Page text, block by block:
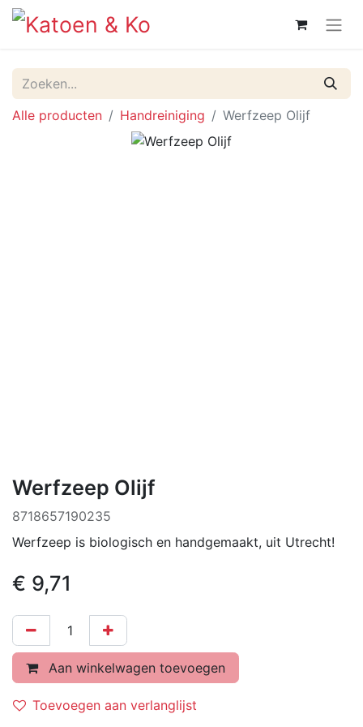
Alle producten Handreiniging Werfzeep Olijf
Werfzeep Olijf
8718657190235
Werfzeep is biologisch en handgemaakt, uit Utrecht!
€ 9,71
Aan winkelwagen toevoegen
Toevoegen aan verlanglijst